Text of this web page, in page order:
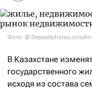
Фото: © Depositphotos.com/
В Казахстане
государственного
исходя из состава